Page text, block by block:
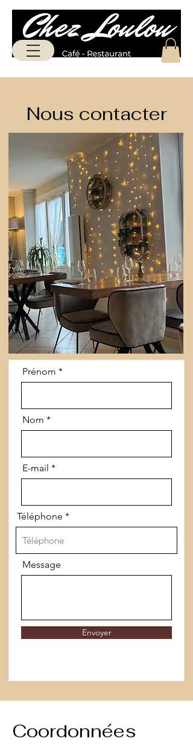
Nous contacter
Prénom
Nom
E-mail
Téléphone
Message
Envoyer
Coordonnées